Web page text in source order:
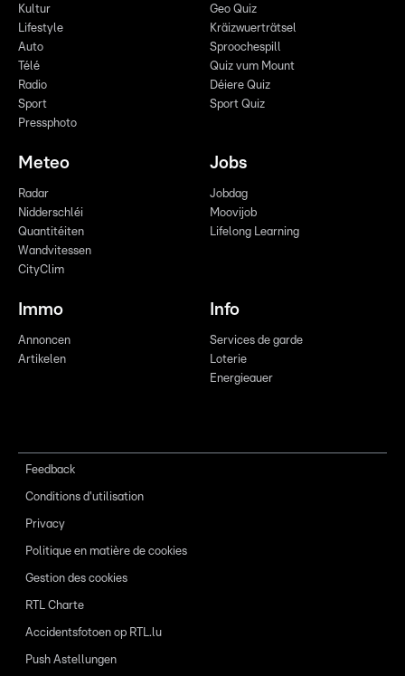
Kultur
Lifestyle
Auto
Télé
Radio
Sport
Pressphoto
Geo Quiz
Kräizwuerträtsel
Sproochespill
Quiz vum Mount
Déiere Quiz
Sport Quiz
Meteo
Radar
Nidderschléi
Quantitéiten
Wandvitessen
CityClim
Jobs
Jobdag
Moovijob
Lifelong Learning
Immo
Annoncen
Artikelen
Info
Services de garde
Loterie
Energieauer
Feedback
Conditions d'utilisation
Privacy
Politique en matière de cookies
Gestion des cookies
RTL Charte
Accidentsfotoen op RTL.lu
Push Astellungen